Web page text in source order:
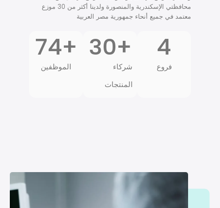
للتجهيزات الطبية على وكالات وعقود توزيع من كبرى
الشركات العالمية في الصين وإيطاليا وكوريا وألمانيا وتايوان
لدينا شبكة مبيعات محلية واسعة انطلاقاً من المكتب الرئيسي
وصالتي عرض في القاهرة، وصاله عرض في كل من
محافظتي الإسكندرية والمنصورة ولدينا أكثر من 30 موزع